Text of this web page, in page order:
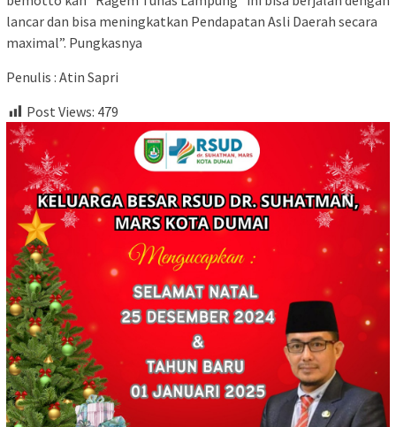
lancar dan bisa meningkatkan Pendapatan Asli Daerah secara
maximal”. Pungkasnya
Penulis : Atin Sapri
Post Views: 479